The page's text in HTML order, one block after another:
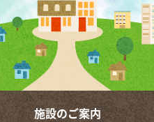
施設のご案内